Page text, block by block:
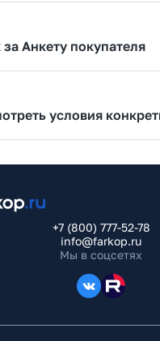
Анкету покупателя
условия
+7 (800) 777-52-78
info@farkop.ru
Мы в соцсетях